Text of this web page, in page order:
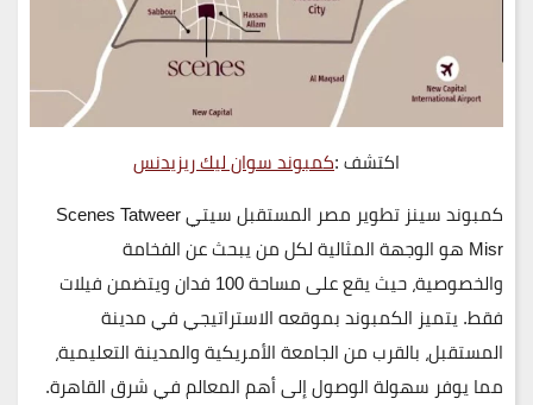
اكتشف :كمبوند سوان ليك ريزيدنس
كمبوند سينز تطوير مصر المستقبل سيتيScenes Tatweer
Misr هو الوجهة المثالية لكل من يبحث عن الفخامة
والخصوصية، حيث يقع علىمساحة 100 فدان ويتضمنفيلات
فقط. يتميز الكمبوند بموقعه الاستراتيجي فيمدينة
المستقبل، بالقرب منالجامعة الأمريكيةوالمدينة التعليمية،
مما يوفر سهولة الوصول إلى أهم المعالم في شرق القاهرة.